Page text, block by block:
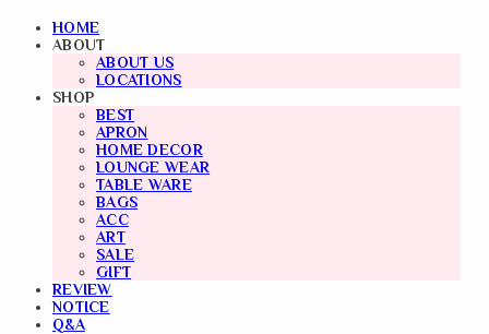
HOME
ABOUT
ABOUT US
LOCATIONS
SHOP
BEST
APRON
HOME DECOR
LOUNGE WEAR
TABLE WARE
BAGS
ACC
ART
SALE
GIFT
REVIEW
NOTICE
Q&A